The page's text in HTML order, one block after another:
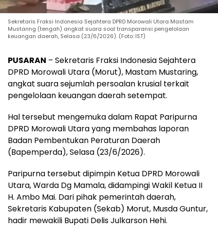
Sekretaris Fraksi Indonesia Sejahtera DPRD Morowali Utara Mastam
Mustaring (tengah) angkat suara soal transparansi pengelolaan
keuangan daerah, Selasa (23/6/2026). (Foto: IST)
PUSARAN – Sekretaris Fraksi Indonesia Sejahtera
DPRD Morowali Utara (Morut), Mastam Mustaring,
angkat suara sejumlah persoalan krusial terkait
pengelolaan keuangan daerah setempat.
Hal tersebut mengemuka dalam Rapat Paripurna
DPRD Morowali Utara yang membahas laporan
Badan Pembentukan Peraturan Daerah
(Bapemperda), Selasa (23/6/2026).
Paripurna tersebut dipimpin Ketua DPRD Morowali
Utara, Warda Dg Mamala, didampingi Wakil Ketua II
H. Ambo Mai. Dari pihak pemerintah daerah,
Sekretaris Kabupaten (Sekab) Morut, Musda Guntur,
hadir mewakili Bupati Delis Julkarson Hehi.